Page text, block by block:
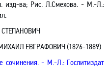
изд-ва; Рис. Л.Смехова. - М.-Л.:
ЕВГРАФОВИЧ (1826-1889)
сочинения. - М.-Л.: Гослитиздат